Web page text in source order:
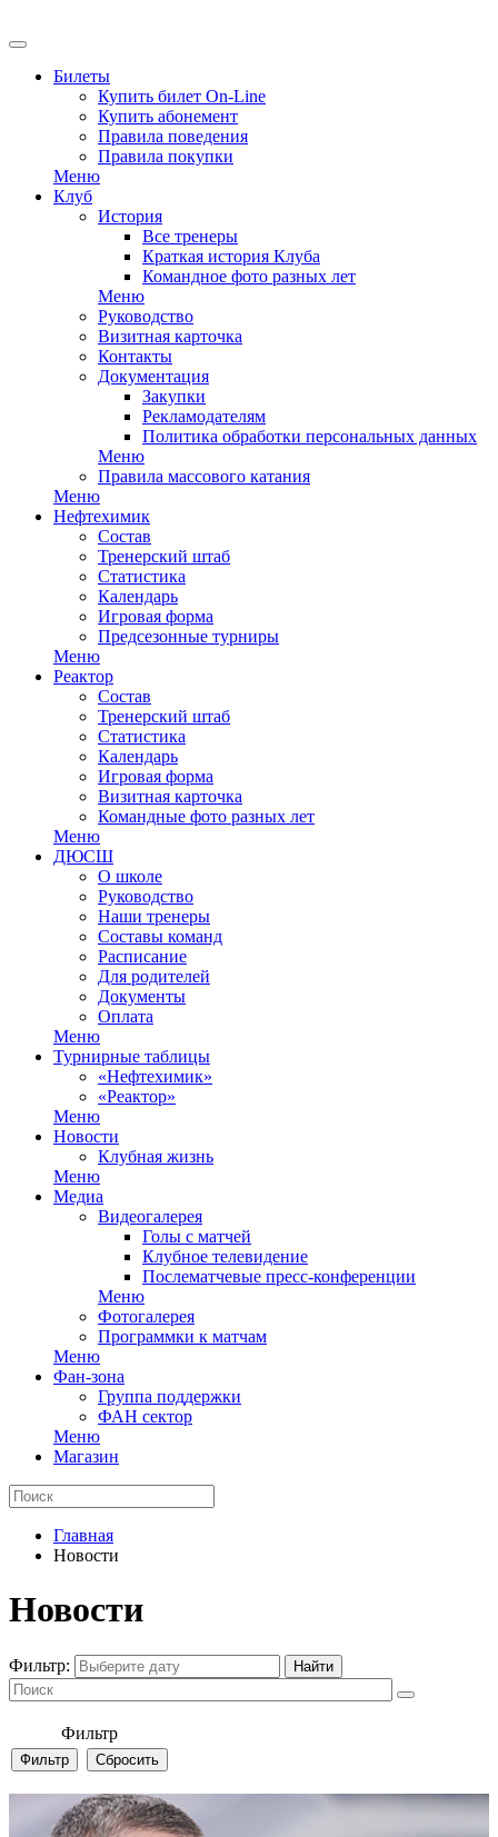
Билеты
Купить билет On-Line
Купить абонемент
Правила поведения
Правила покупки
Меню
Клуб
История
Все тренеры
Краткая история Клуба
Командное фото разных лет
Меню
Руководство
Визитная карточка
Контакты
Документация
Закупки
Рекламодателям
Политика обработки персональных данных
Меню
Правила массового катания
Меню
Нефтехимик
Состав
Тренерский штаб
Статистика
Календарь
Игровая форма
Предсезонные турниры
Меню
Реактор
Состав
Тренерский штаб
Статистика
Календарь
Игровая форма
Визитная карточка
Командные фото разных лет
Меню
ДЮСШ
О школе
Руководство
Наши тренеры
Составы команд
Расписание
Для родителей
Документы
Оплата
Меню
Турнирные таблицы
«Нефтехимик»
«Реактор»
Меню
Новости
Клубная жизнь
Меню
Медиа
Видеогалерея
Голы с матчей
Клубное телевидение
Послематчевые пресс-конференции
Меню
Фотогалерея
Программки к матчам
Меню
Фан-зона
Группа поддержки
ФАН сектор
Меню
Магазин
Главная
Новости
Новости
Фильтр:
Фильтр